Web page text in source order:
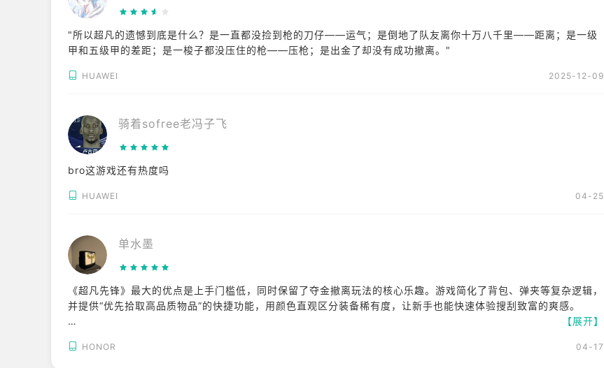
"所以超凡的遗憾到底是什么？是一直都没捡到枪的刀仔——运气；是倒地了队友离你十万八千里——距离；是一级
甲和五级甲的差距；是一梭子都没压住的枪——压枪；是出金了却没有成功撤离。"
HUAWEI 2025-12-09
骑着sofree老冯子飞
bro这游戏还有热度吗
HUAWEI 04-25
单水墨
《超凡先锋》最大的优点是上手门槛低，同时保留了夺金撤离玩法的核心乐趣。游戏简化了背包、弹夹等复杂逻辑，
并提供“优先拾取高品质物品”的快捷功能，用颜色直观区分装备稀有度，让新手也能快速体验搜刮致富的爽感。
的枪械改装（枪口、握把、子弹均可自定义），让不同搭配衍生出无数战术。此外，游戏内置自由交易系统，所有物
【展开】
HONOR 04-17